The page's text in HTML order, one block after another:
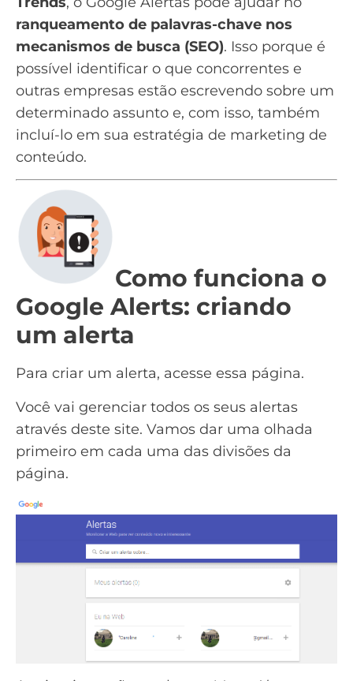
ranqueamento de palavras-chave nos
mecanismos de busca (SEO). Isso porque é
possível identificar o que concorrentes e
outras empresas estão escrevendo sobre um
determinado assunto e, com isso, também
incluí-lo em sua estratégia de marketing de
conteúdo.
Como funciona o
Google Alerts: criando
um alerta
Para criar um alerta, acesse essa página.
Você vai gerenciar todos os seus alertas
através deste site. Vamos dar uma olhada
primeiro em cada uma das divisões da
página.